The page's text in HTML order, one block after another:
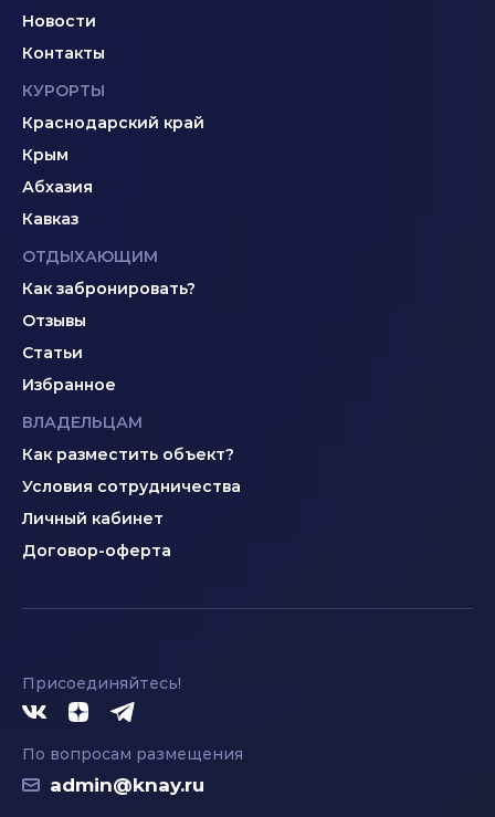
Новости
Контакты
КУРОРТЫ
Краснодарский край
Крым
Абхазия
Кавказ
ОТДЫХАЮЩИМ
Как забронировать?
Отзывы
Статьи
Избранное
ВЛАДЕЛЬЦАМ
Как разместить объект?
Условия сотрудничества
Личный кабинет
Договор-оферта
Присоединяйтесь!
По вопросам размещения
admin@knay.ru